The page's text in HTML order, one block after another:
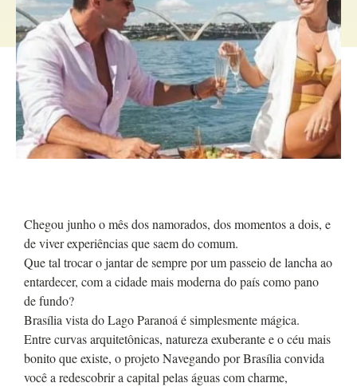
Chegou junho o mês dos namorados, dos momentos a dois, e
de viver experiências que saem do comum.
Que tal trocar o jantar de sempre por um passeio de lancha ao
entardecer, com a cidade mais moderna do país como pano
de fundo?
Brasília vista do Lago Paranoá é simplesmente mágica.
Entre curvas arquitetônicas, natureza exuberante e o céu mais
bonito que existe, o projeto Navegando por Brasília convida
você a redescobrir a capital pelas águas com charme,